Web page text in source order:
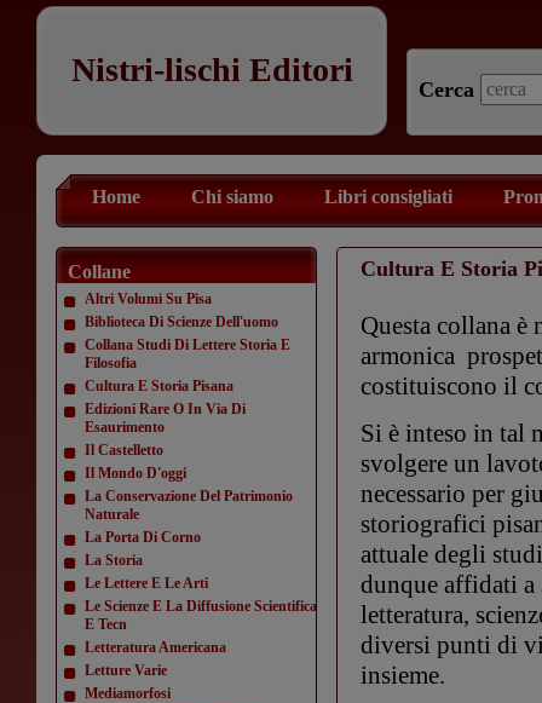
Nistri-lischi Editori
Cerca
Home Chi siamo Libri consigliati
Collane
Altri Volumi Su Pisa
Biblioteca Di Scienze Dell'uomo
Collana Studi Di Lettere Storia E
Filosofia
Cultura E Storia Pisana
Edizioni Rare O In Via Di
Esaurimento
Il Castelletto
Il Mondo D'oggi
La Conservazione Del Patrimonio
Naturale
La Porta Di Corno
La Storia
Le Lettere E Le Arti
Le Scienze E La Diffusione Scientifica
E Tecn
Letteratura Americana
Letture Varie
Mediamorfosi
Cultura E Storia
Questa collana è
armonica
costituiscono il
Si è inteso in tal
svolgere un
necessario per
storiografici
attuale degli
dunque affidati
letteratura,
diversi punti di
insieme.